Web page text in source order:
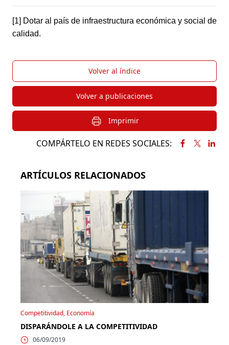
[1] Dotar al país de infraestructura económica y social de
calidad.
Volver al índice
Volver a publicaciones
Imprimir
COMPÁRTELO EN REDES SOCIALES:
ARTÍCULOS RELACIONADOS
Competitividad, Economía
DISPARÁNDOLE A LA COMPETITIVIDAD
06/09/2019